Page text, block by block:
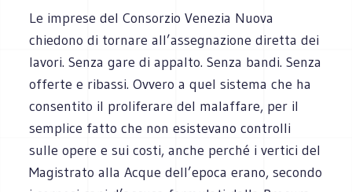
Le imprese del Consorzio Venezia Nuova
chiedono di tornare all’assegnazione diretta dei
lavori. Senza gare di appalto. Senza bandi. Senza
offerte e ribassi. Ovvero a quel sistema che ha
consentito il proliferare del malaffare, per il
semplice fatto che non esistevano controlli
sulle opere e sui costi, anche perché i vertici del
Magistrato alla Acque dell’epoca erano, secondo